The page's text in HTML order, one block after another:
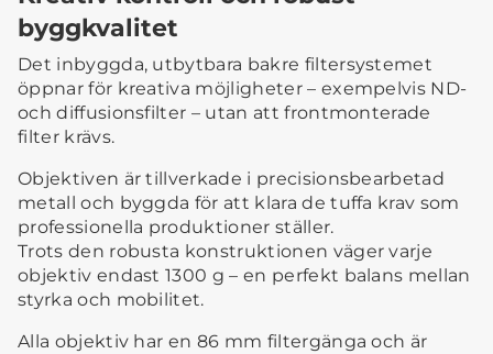
byggkvalitet
Det inbyggda, utbytbara bakre filtersystemet
öppnar för kreativa möjligheter – exempelvis ND-
och diffusionsfilter – utan att frontmonterade
filter krävs.
Objektiven är tillverkade i precisionsbearbetad
metall och byggda för att klara de tuffa krav som
professionella produktioner ställer.
Trots den robusta konstruktionen väger varje
objektiv endast 1300 g – en perfekt balans mellan
styrka och mobilitet.
Alla objektiv har en 86 mm filtergänga och är